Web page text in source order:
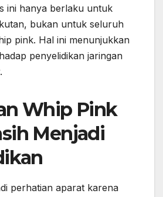
ini hanya berlaku untuk
bukan untuk seluruh
pink. Hal ini menunjukkan
penyelidikan jaringan
Whip Pink
Menjadi
perhatian aparat karena